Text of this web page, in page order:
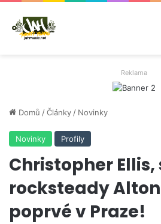
Reklama
Domů /Články / Novinky
Novinky Profily
Christopher
rocksteady
poprvé v Praze!